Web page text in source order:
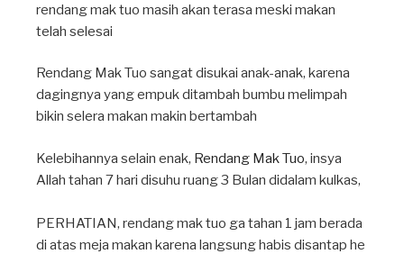
rendang mak tuo masih akan terasa meski makan
telah selesai
Rendang Mak Tuo sangat disukai anak-anak, karena
dagingnya yang empuk ditambah bumbu melimpah
bikin selera makan makin bertambah
Kelebihannya selain enak, Rendang Mak Tuo, insya
Allah tahan 7 hari disuhu ruang 3 Bulan didalam kulkas,
PERHATIAN, rendang mak tuo ga tahan 1 jam berada
di atas meja makan karena langsung habis disantap he